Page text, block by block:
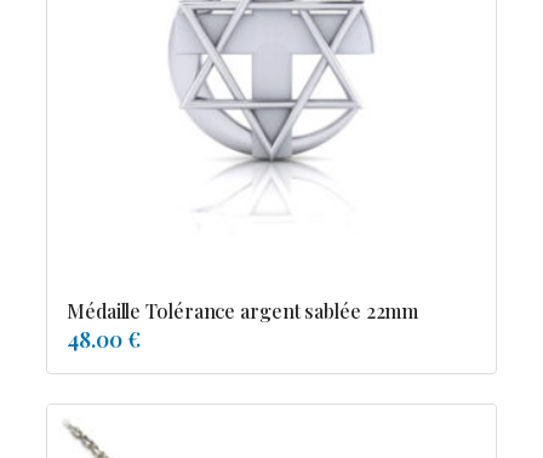
Médaille Tolérance argent sablée 22mm
48.00 €